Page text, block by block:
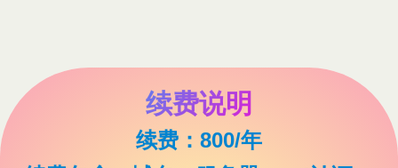
续费说明
续费：800/年